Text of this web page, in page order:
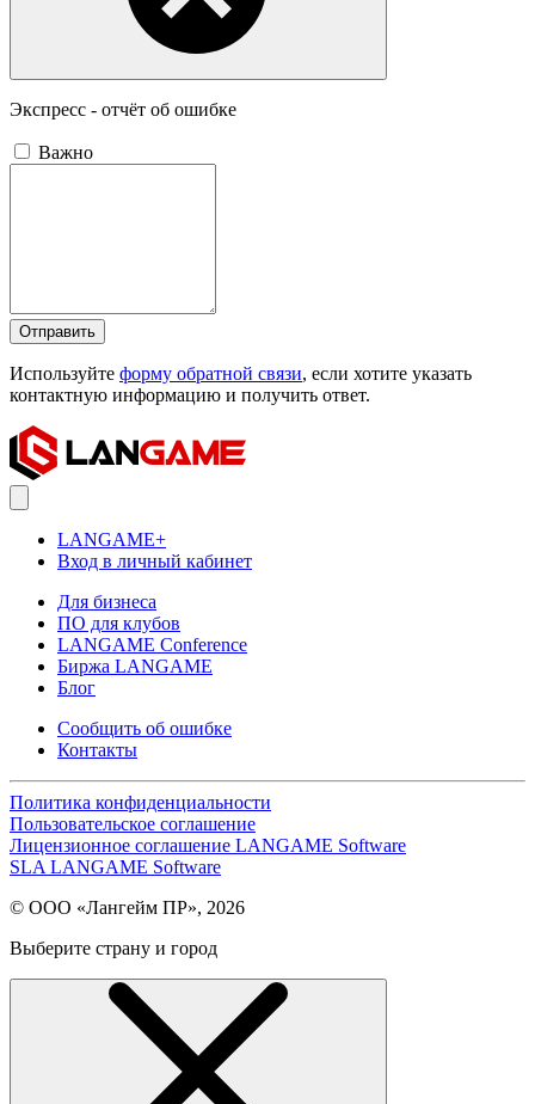
Экспресс - отчёт об ошибке
Важно
Отправить
Используйте форму обратной связи, если хотите указать
контактную информацию и получить ответ.
LANGAME+
Вход в личный кабинет
Для бизнеса
ПО для клубов
LANGAME Conference
Биржа LANGAME
Блог
Сообщить об ошибке
Контакты
Политика конфиденциальности
Пользовательское соглашение
Лицензионное соглашение LANGAME Software
SLA LANGAME Software
© ООО «Лангейм ПР», 2026
Выберите страну и город